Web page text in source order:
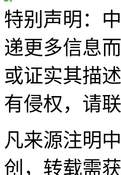
特别声明：
递更多信息
或证实其描
有侵权，请
凡来源注明
创，转载需获